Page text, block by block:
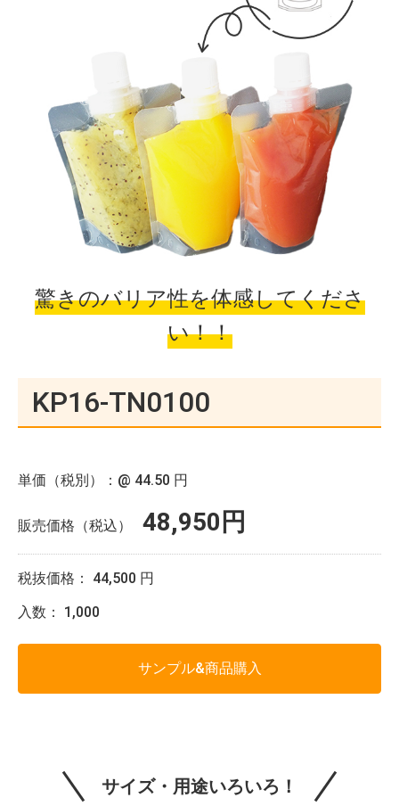
驚きのバリア性を体感してくださ
い！！
KP16-TN0100
単価（税別）：@ 44.50 円
販売価格（税込） 48,950円
税抜価格： 44,500 円
入数： 1,000
サンプル&商品購入
サイズ・用途いろいろ！